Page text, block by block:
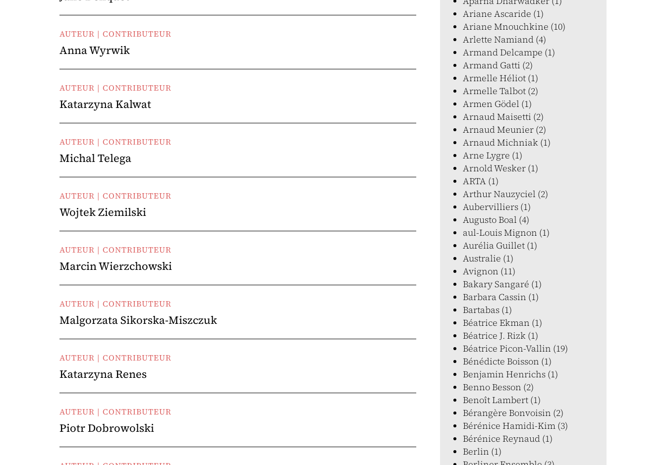
AUTEUR | CONTRIBUTEUR
Anna Wyrwik
AUTEUR | CONTRIBUTEUR
Katarzyna Kalwat
AUTEUR | CONTRIBUTEUR
Michal Telega
AUTEUR | CONTRIBUTEUR
Wojtek Ziemilski
AUTEUR | CONTRIBUTEUR
Marcin Wierzchowski
AUTEUR | CONTRIBUTEUR
Malgorzata Sikorska-Miszczuk
AUTEUR | CONTRIBUTEUR
Katarzyna Renes
AUTEUR | CONTRIBUTEUR
Piotr Dobrowolski
Ariane Ascaride (1)
Ariane Mnouchkine (10)
Arlette Namiand (4)
Armand Delcampe (1)
Armand Gatti (2)
Armelle Héliot (1)
Armelle Talbot (2)
Armen Gödel (1)
Arnaud Maisetti (2)
Arnaud Meunier (2)
Arnaud Michniak (1)
Arne Lygre (1)
Arnold Wesker (1)
ARTA (1)
Arthur Nauzyciel (2)
Aubervilliers (1)
Augusto Boal (4)
aul-Louis Mignon (1)
Aurélia Guillet (1)
Australie (1)
Avignon (11)
Bakary Sangaré (1)
Barbara Cassin (1)
Bartabas (1)
Béatrice Ekman (1)
Béatrice J. Rizk (1)
Béatrice Picon-Vallin (19)
Bénédicte Boisson (1)
Benjamin Henrichs (1)
Benno Besson (2)
Benoît Lambert (1)
Bérangère Bonvoisin (2)
Bérénice Hamidi-Kim (3)
Bérénice Reynaud (1)
Berlin (1)